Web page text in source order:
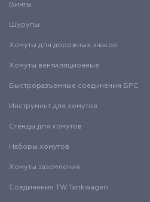
Винты
Шурупы
Хомуты для дорожных знаков
Хомуты вентиляционные
Быстроразъемные соединения БРС
Инструмент для хомутов
Стенды для хомутов
Наборы хомутов
Хомуты заземления
Соединения TW Tankwagen